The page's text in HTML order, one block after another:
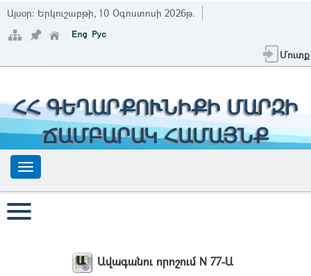
Այսօր: Երկուշաբթի, 10 Օգոստոսի 2026թ.
Մուտք
ՀՀ ԳԵՂԱՐՔՈՒՆԻՔԻ ՄԱՐԶԻ
ՃԱՄԲԱՐԱԿ ՀԱՄԱՅՆՔ
Ավագանու որոշում N 77-Ա